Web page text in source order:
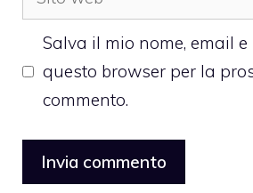
web
Salva il mio nome, email
questo browser per la
commento.